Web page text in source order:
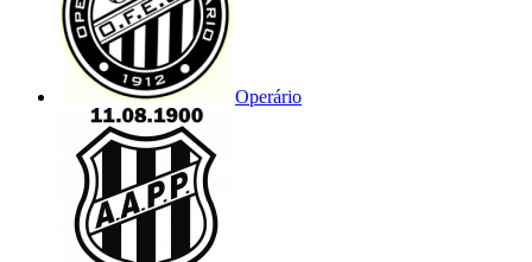
Operário